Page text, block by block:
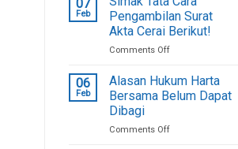
Gono
Gini,
Ternyata
Inilah
Penyebab
07
Feb
Pengambilan Surat
Akta Cerai Berikut!
Comments Offon
Tata
Cara
Pengambilan
Akta
06
Feb
Alasan Hukum Harta
Bersama Belum Dapat
Dibagi
Comments Offon